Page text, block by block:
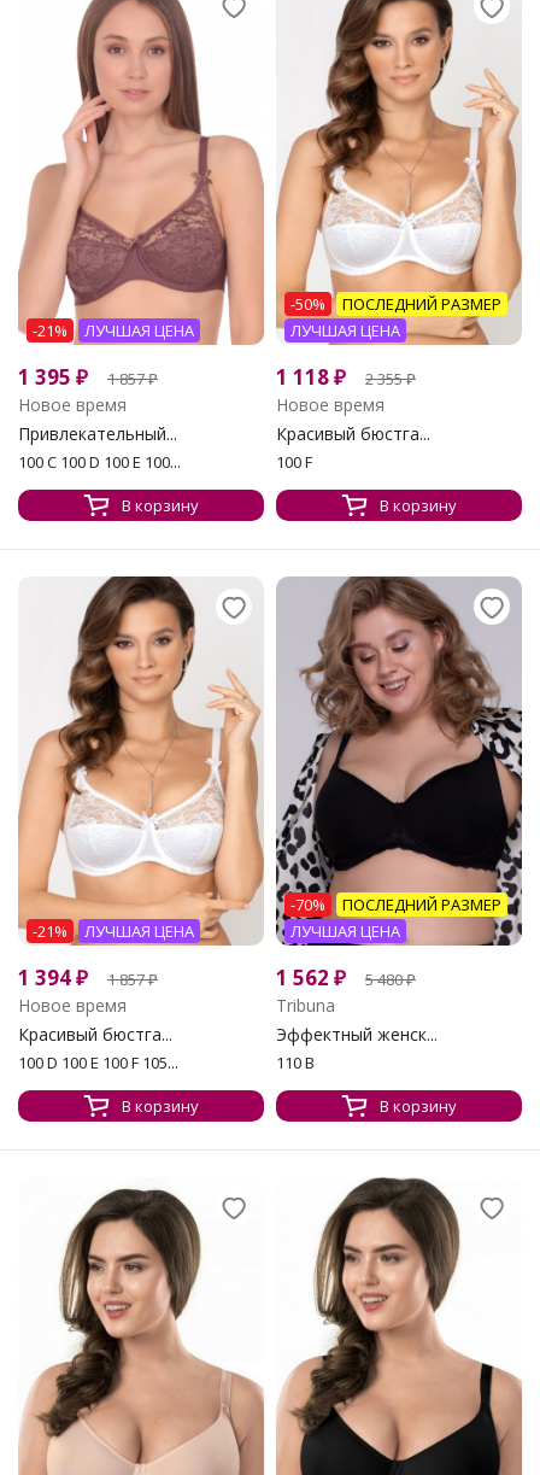
-21% ЛУЧШАЯ ЦЕНА
1 395 ₽ 1 857₽
Новое время
Привлекательный...
100 C 100 D 100 E 100...
В корзину
-50%
ПОСЛЕДНИЙ РАЗМЕР
ЛУЧШАЯ ЦЕНА
1 118₽ 2 355₽
Новое время
Красивый бюстга...
100 F
В корзину
-21% ЛУЧШАЯ ЦЕНА
1 394₽ 1 857₽
Новое время
Красивый бюстга...
100 D 100 E 100 F 105...
В корзину
-70%
ПОСЛЕДНИЙ РАЗМЕР
ЛУЧШАЯ ЦЕНА
1 562 ₽ 5 480₽
Tribuna
Эффектный женск...
110 B
В корзину